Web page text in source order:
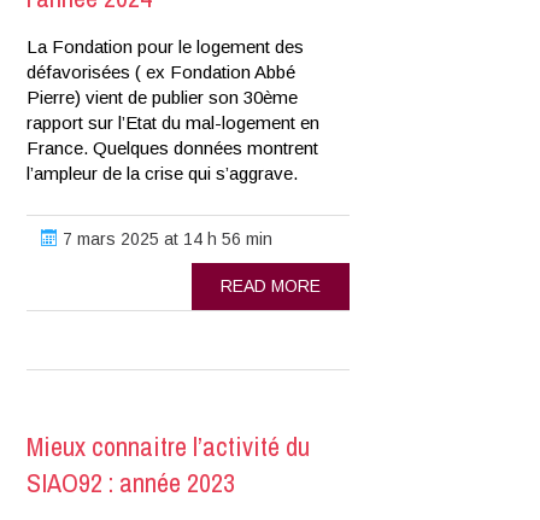
La Fondation pour le logement des
défavorisées ( ex Fondation Abbé
Pierre) vient de publier son 30ème
rapport sur l’Etat du mal-logement en
France. Quelques données montrent
l’ampleur de la crise qui s’aggrave.
7 mars 2025 at 14 h 56 min
READ MORE
Mieux connaitre l’activité du
SIAO92 : année 2023